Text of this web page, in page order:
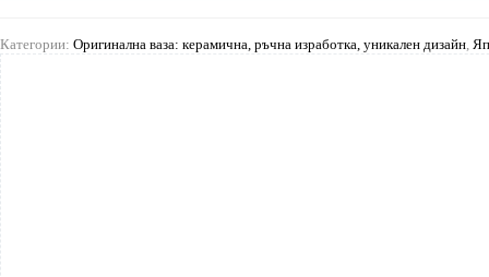
Категории: Оригинална ваза: керамична, ръчна изработка, уникален дизайн